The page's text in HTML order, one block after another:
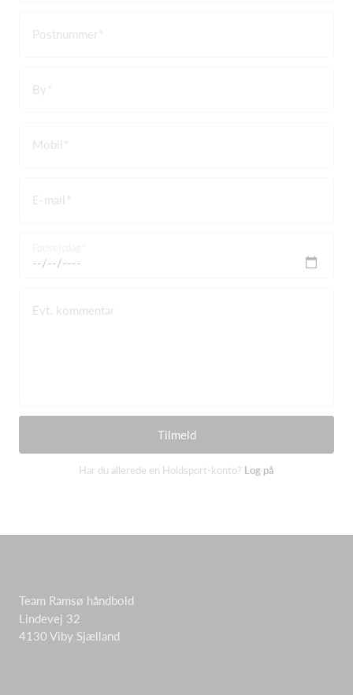
Postnummer
By
Mobil
E-mail
Evt. kommentar
Tilmeld
Har du allerede en Holdsport-konto? Log på
Team Ramsø håndbold
Lindevej 32
4130 Viby Sjælland